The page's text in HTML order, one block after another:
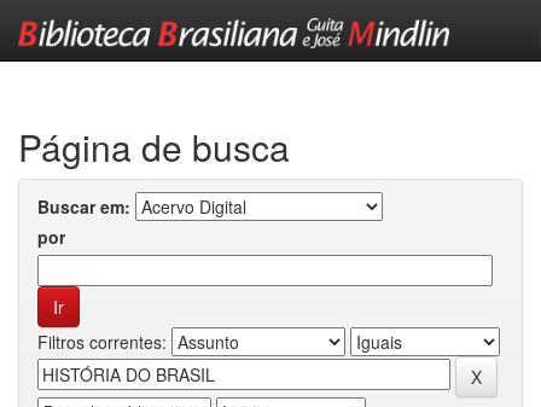
Página de busca
Buscar em:
por
Filtros correntes: